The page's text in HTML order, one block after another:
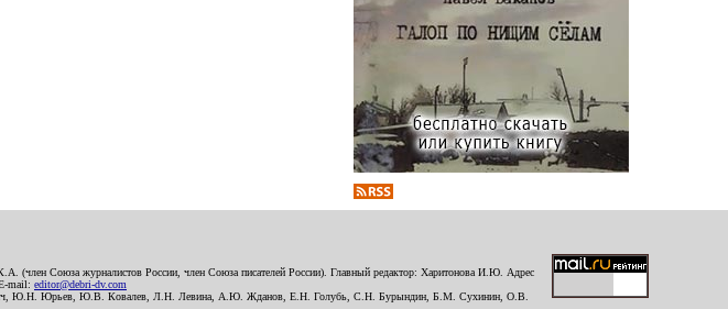
(член Союза журналистов России, член Союза писателей России). Главный редактор: Харитонова И.Ю. Адрес
E-mail: editor@debri-dv.com
Ю.Н. Юрьев, Ю.В. Ковалев, Л.Н. Левина, А.Ю. Жданов, Е.Н. Голубь, С.Н. Бурындин, Б.М. Сухинин, О.В.